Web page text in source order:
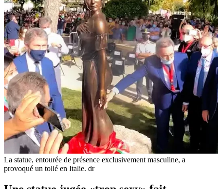
La statue, entourée de présence exclusivement masculine, a
provoqué un tollé en Italie. dr